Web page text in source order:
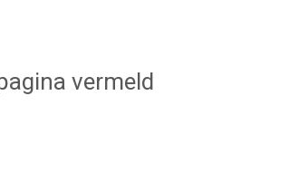
vermeld